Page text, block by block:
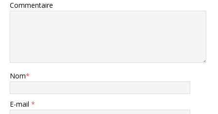
Commentaire
Nom*
E-mail *